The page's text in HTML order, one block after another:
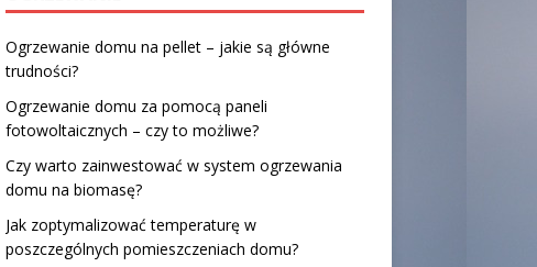
Ogrzewanie domu na pellet – jakie są główne
trudności?
Ogrzewanie domu za pomocą paneli
fotowoltaicznych – czy to możliwe?
Czy warto zainwestować w system ogrzewania
domu na biomasę?
Jak zoptymalizować temperaturę w
poszczególnych pomieszczeniach domu?